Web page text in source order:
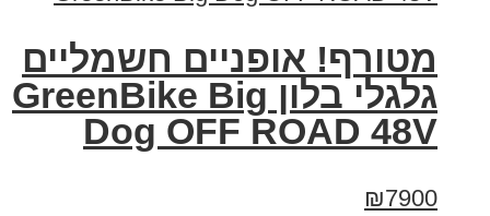
מטורף! אופניים חשמליים
גלגלי בלון GreenBike Big
Dog OFF ROAD 48V
₪7900